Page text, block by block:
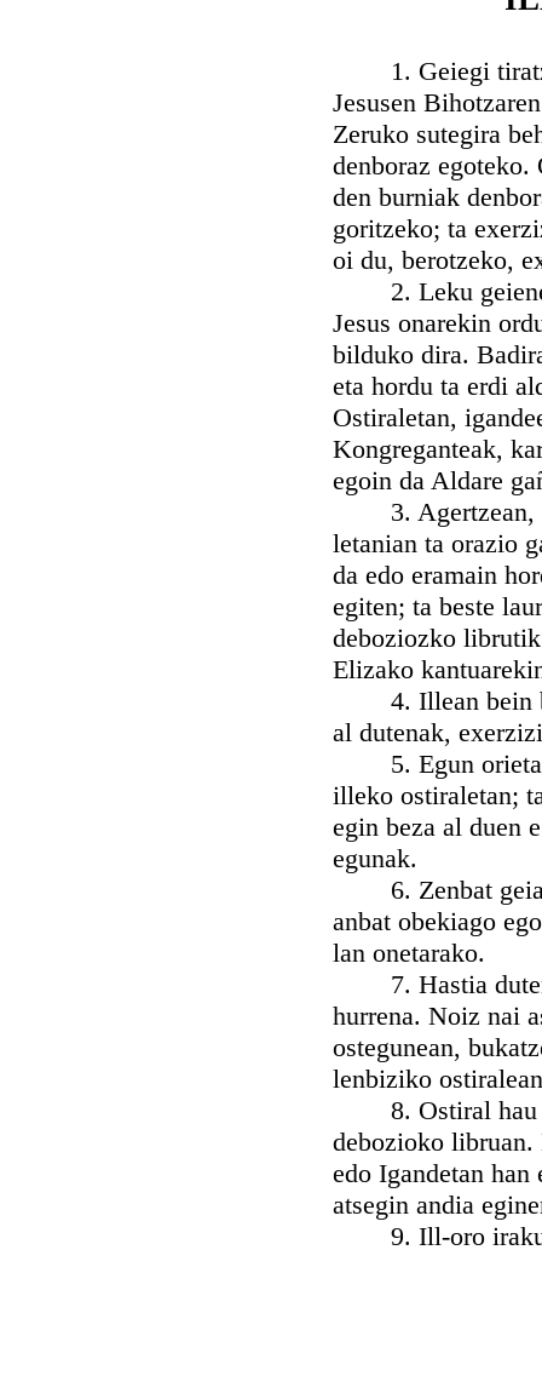
1. Geiegi
Jesusen
Zeruko sutegira
denboraz
den burniak
goritzeko; ta
oi du, berotzeko,
2. Leku
Jesus onarekin
bilduko dira.
eta hordu ta erdi
Ostiraletan,
Kongreganteak,
egoin da Aldare
3. Agertzean,
letanian ta orazio
da edo eramain
egiten; ta beste
deboziozko
Elizako
4. Illean bein
al dutenak,
5. Egun orietan
illeko ostiraletan;
egin beza al duen
egunak.
6. Zenbat
anbat obekiago
lan onetarako.
7. Hastia
hurrena. Noiz nai
ostegunean,
lenbiziko
8. Ostiral hau
debozioko libruan.
edo Igandetan han
atsegin andia
9. Ill-oro irakurri